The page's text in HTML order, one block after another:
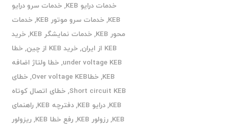
خدمات درایو KEB
,خدمات سرو درایو
KEB
,خدمات سرو موتور KEB ,خدمات
محور KEB
,خدمات نمایشگر KEB ,خرید
KEB از ایران
,خرید KEB از چین ,خطا
under voltage KEB
,خطا ولتاژ اضافه
KEB
,خطاOver voltage KEB ,خطای
Short circuit KEB
,خطای اتصال کوتاه
KEB
,درایو KEB ,دفترچه KEB ,راهنمای
KEB
,رزولور KEB ,رفع خطا KEB ,ریزولور